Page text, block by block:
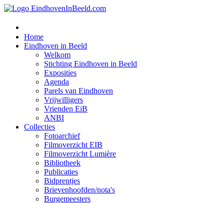
Home
Eindhoven in Beeld
Welkom
Stichting Eindhoven in Beeld
Exposities
Agenda
Parels van Eindhoven
Vrijwilligers
Vrienden EiB
ANBI
Collecties
Fotoarchief
Filmoverzicht EIB
Filmoverzicht Lumière
Bibliotheek
Publicaties
Bidprentjes
Brievenhoofden/nota's
Burgemeesters